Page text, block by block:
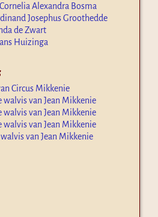
Alexandra Bosma
Josephus Groothedde
de Zwart
Huizinga
Circus Mikkenie
walvis van Jean Mikkenie
walvis van Jean Mikkenie
walvis van Jean Mikkenie
walvis van Jean Mikkenie